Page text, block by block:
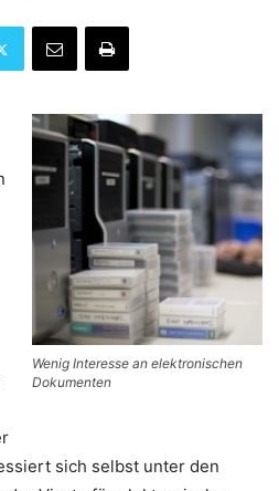
Wenig Interesse an elektronischen
Dokumenten
sich selbst unter den